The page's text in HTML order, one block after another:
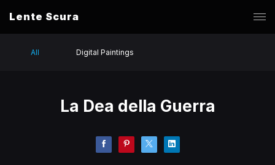
Lente Scura
All Digital Paintings
La Dea della Guerra